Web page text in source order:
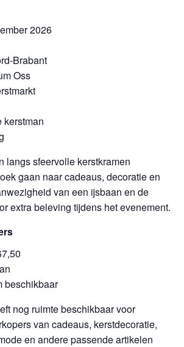
2026
Brabant
Oss
kerstman
langs sfeervolle kerstkramen
gaan naar cadeaus, decoratie en
van een ijsbaan en de
extra beleving tijdens het evenement.
beschikbaar
nog ruimte beschikbaar voor
van cadeaus, kerstdecoratie,
en andere passende artikelen